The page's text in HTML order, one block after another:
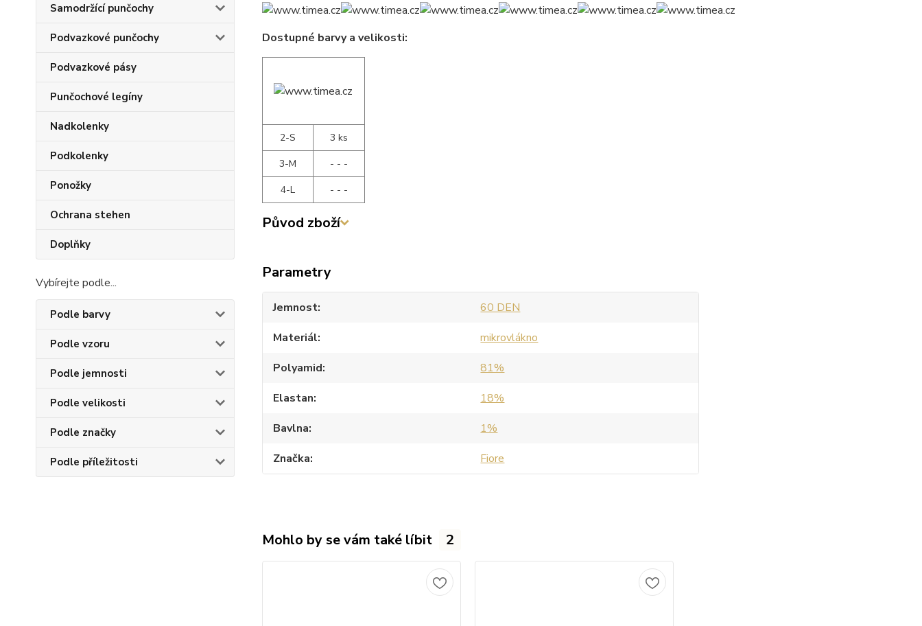
Samodržící punčochy
Podvazkové punčochy
Podvazkové pásy
Punčochové legíny
Nadkolenky
Podkolenky
Ponožky
Ochrana stehen
Doplňky
Vybírejte podle...
Podle barvy
Podle vzoru
Podle jemnosti
Podle velikosti
Podle značky
Podle příležitosti
Dostupné barvy a velikosti:
2-S
3 ks
3-M
- - -
4-L
- - -
Původ zboží
Parametry
Jemnost
60 DEN
Materiál
mikrovlákno
Polyamid
81%
Elastan
18%
Bavlna
1%
Značka
Fiore
Mohlo by se vám také líbit 2